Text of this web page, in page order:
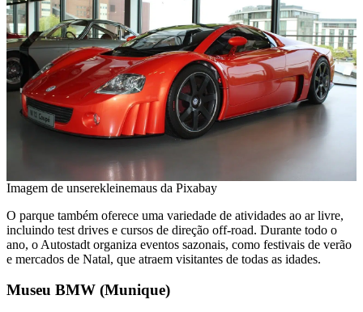
Imagem de unserekleinemaus da Pixabay
O parque também oferece uma variedade de atividades ao ar livre,
incluindo test drives e cursos de direção off-road. Durante todo o
ano, o Autostadt organiza eventos sazonais, como festivais de verão
e mercados de Natal, que atraem visitantes de todas as idades.
Museu BMW (Munique)